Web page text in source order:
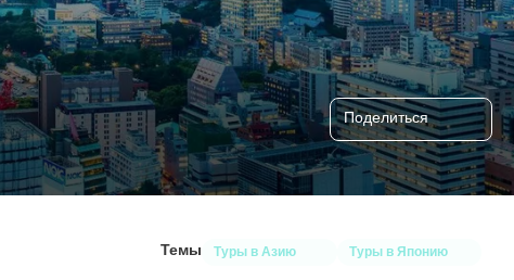
Поделиться
Темы Туры в Азию Туры в Японию